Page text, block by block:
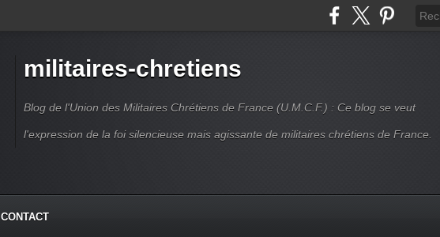
militaires-chretiens
Blog de l'Union des Militaires Chrétiens de France (U.M.C.F.) : Ce blog se veut
l'expression de la foi silencieuse mais agissante de militaires chrétiens de France.
CONTACT